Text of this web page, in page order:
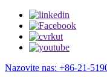
Nazovite nas: +86-21-